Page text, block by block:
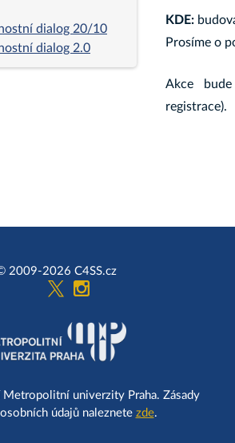
dialog 20/10
dialog 2.0
KDE:
Prosíme o
Akce
registrace).
2009-2026 C4SS.cz
Metropolitní univerzity Praha. Zásady
údajů naleznete zde.